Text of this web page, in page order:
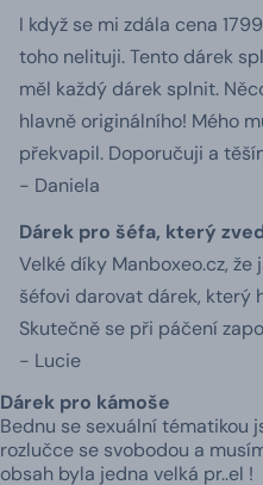
I když se mi zdála cena
toho nelituji. Tento dárek
měl každý dárek splnit.
hlavně originálního! Mého
překvapil. Doporučuji a
- Daniela
Dárek pro šéfa, který
Velké díky Manboxeo.cz,
šéfovi darovat dárek, který
Skutečně se při páčení
- Lucie
Dárek pro kámoše
Bednu se sexuální tématikou
rozlučce se svobodou a
obsah byla jedna velká pr..el !